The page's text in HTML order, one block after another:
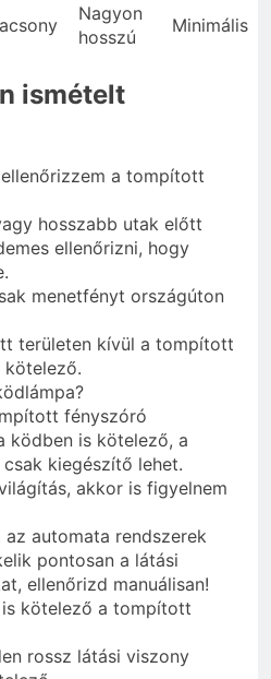
Nagyon
hosszú
Minimális
ismételt
a tompított
hosszabb utak előtt
ellenőrizni, hogy
menetfényt országúton
területen kívül a tompított
fényszóró
ködben is kötelező, a
kiegészítő lehet.
akkor is figyelnem
az automata rendszerek
pontosan a látási
ellenőrizd manuálisan!
is kötelező a tompított
rossz látási viszony